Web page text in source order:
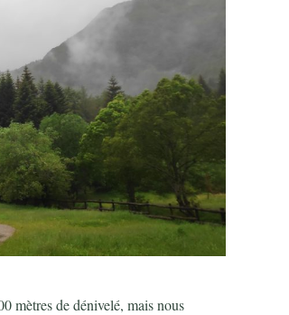
mètres de dénivelé, mais nous